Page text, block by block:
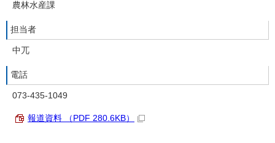
農林水産課
担当者
中兀
電話
073-435-1049
報道資料 （PDF 280.6KB）